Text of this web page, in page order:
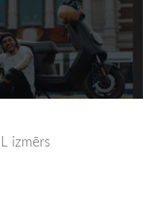
izmērs